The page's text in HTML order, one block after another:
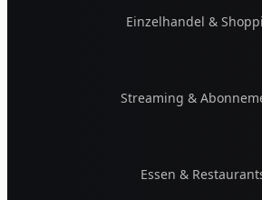
Einzelhandel &
Streaming &
Essen &